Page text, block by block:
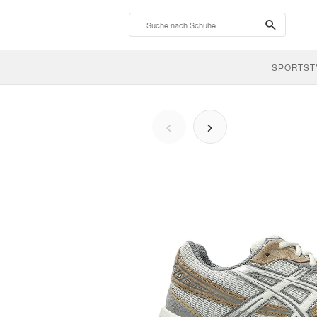
search-
btn